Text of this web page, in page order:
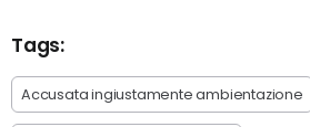
Tags:
Accusata ingiustamente ambientazione